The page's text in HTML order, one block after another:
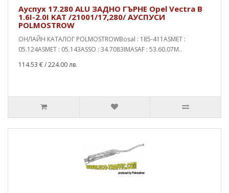
Ауспух 17.280 ALU ЗАДНО ГЪРНЕ Opel Vectra B
1.6I-2.0I KAT /21001/17,280/ АУСПУСИ
POLMOSTROW
ОНЛАЙН КАТАЛОГ POLMOSTROWBosal : 185-411ASMET :
05.124ASMET : 05.143ASSO : 34.7083IMASAF : 53.60.07M..
114.53 €/ 224.00 лв.